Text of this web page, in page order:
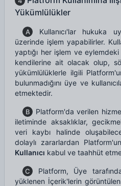
Yükümlülükler
A
Kullanıcı'lar hukuka
üzerinde işlem yapabilirler.
yaptığı her işlem ve
kendilerine ait olacak olup,
yükümlülüklerle ilgili
bulunmadığını üye ve
etmektedir.
B
Platform'da verilen
iletiminde aksaklıklar,
veri kaybı halinde
dolaylı zararlardan
Kullanıcı kabul ve taahhüt
C
Platform, Üye
yüklenen İçerik'lerin